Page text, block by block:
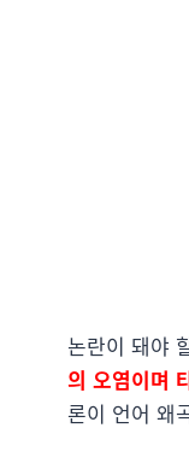
논란이 돼야
의 오염이며
론이 언어 왜